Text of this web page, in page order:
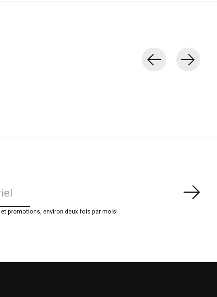
promotions, environ deux fois par mois!